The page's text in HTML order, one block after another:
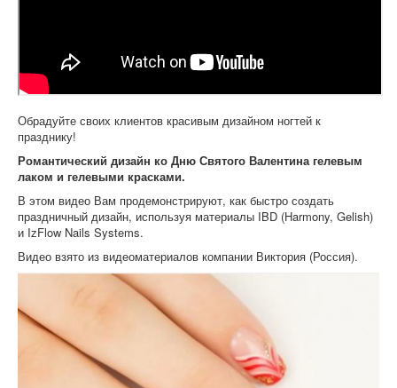
Обрадуйте своих клиентов красивым дизайном ногтей к
празднику!
Романтический дизайн ко Дню Святого Валентина гелевым
лаком и гелевыми красками.
В этом видео Вам продемонстрируют, как быстро создать
праздничный дизайн, используя материалы IBD (Harmony, Gelish)
и IzFlow Nails Systems.
Видео взято из видеоматериалов компании Виктория (Россия).